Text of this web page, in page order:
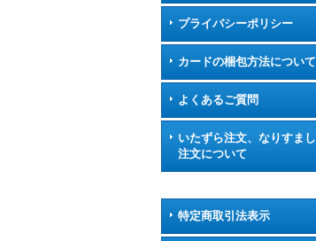
プライバシーポリシー
カードの梱包方法について
よくあるご質問
いたずら注文、なりすまし
注文について
特定商取引法表示